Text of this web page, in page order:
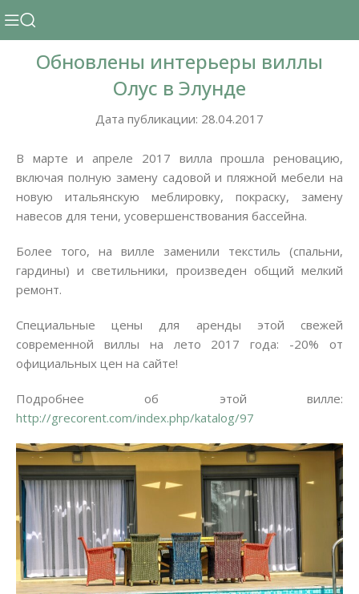
Обновлены интерьеры виллы
Олус в Элунде
Дата публикации: 28.04.2017
В марте и апреле 2017 вилла прошла реновацию,
включая полную замену садовой и пляжной мебели на
новую итальянскую меблировку, покраску, замену
навесов для тени, усовершенствования бассейна.
Более того, на вилле заменили текстиль (спальни,
гардины) и светильники, произведен общий мелкий
ремонт.
Специальные цены для аренды этой свежей
современной виллы на лето 2017 года: -20% от
официальных цен на сайте!
Подробнее об этой вилле:
http://grecorent.com/index.php/katalog/97